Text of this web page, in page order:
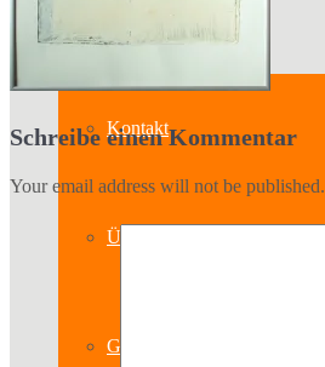
Kontakt
Über uns
Geschichte
Schreibe einen Kommentar
Your email address will not be published.